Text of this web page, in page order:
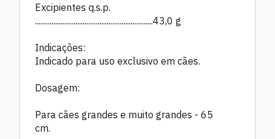
Excipientes q.s.p.
................................................................43,0 g
Indicações:
Indicado para uso exclusivo em cães.
Dosagem:
Para cães grandes e muito grandes - 65
cm.